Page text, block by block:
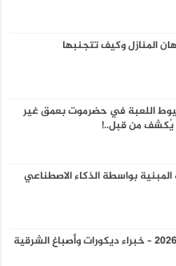
المنازل وكيف تتجنبها
اللعبة في حضرموت بعمق غير
يُكشف من قبل..!
بواسطة الذكاء الاصطناعي